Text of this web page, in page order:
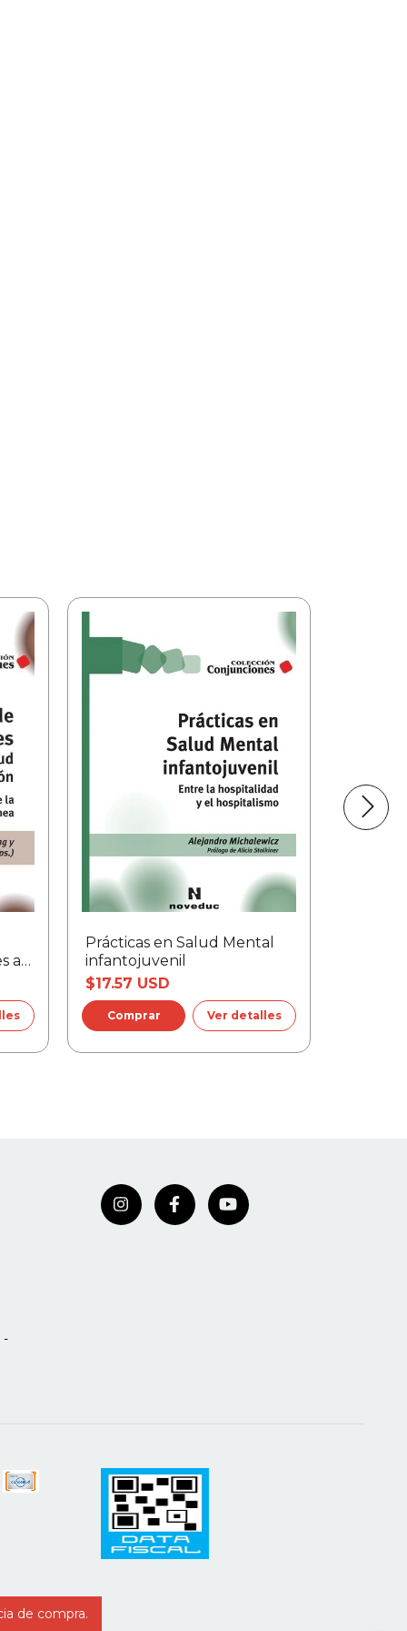
de compra.
a
Prácticas en Salud Mental
infantojuvenil
$17.57 USD
Ver detalles
-